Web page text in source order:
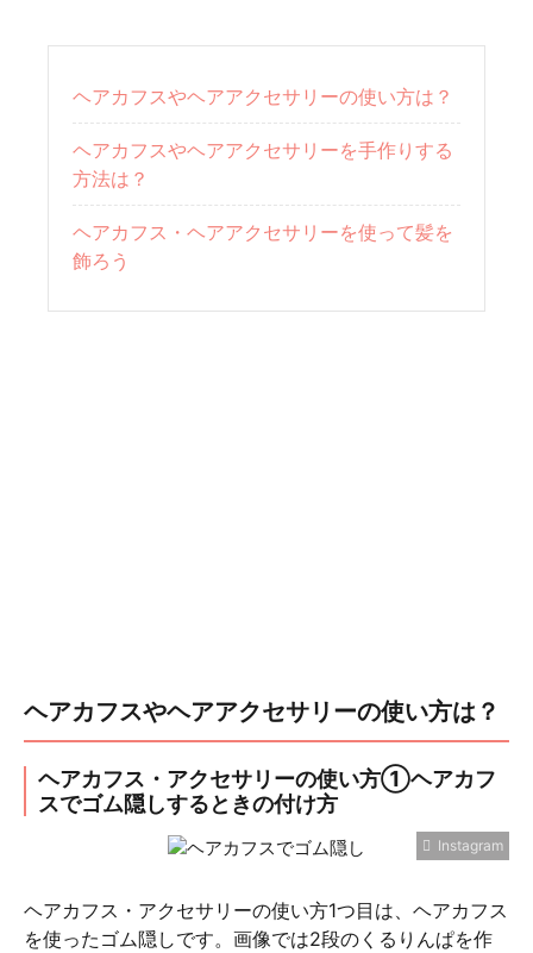
ヘアカフスやヘアアクセサリーの使い方は？
ヘアカフスやヘアアクセサリーを手作りする
方法は？
ヘアカフス・ヘアアクセサリーを使って髪を
飾ろう
ヘアカフスやヘアアクセサリーの使い方は？
ヘアカフス・アクセサリーの使い方①ヘアカフ
スでゴム隠しするときの付け方
Instagram
ヘアカフス・アクセサリーの使い方1つ目は、ヘアカフス
を使ったゴム隠しです。画像では2段のくるりんぱを作